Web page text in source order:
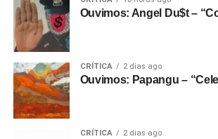
Ouvimos: Angel Du$t –
CRÍTICA 2 dias ago
Ouvimos: Papangu –
CRÍTICA 2 dias ago